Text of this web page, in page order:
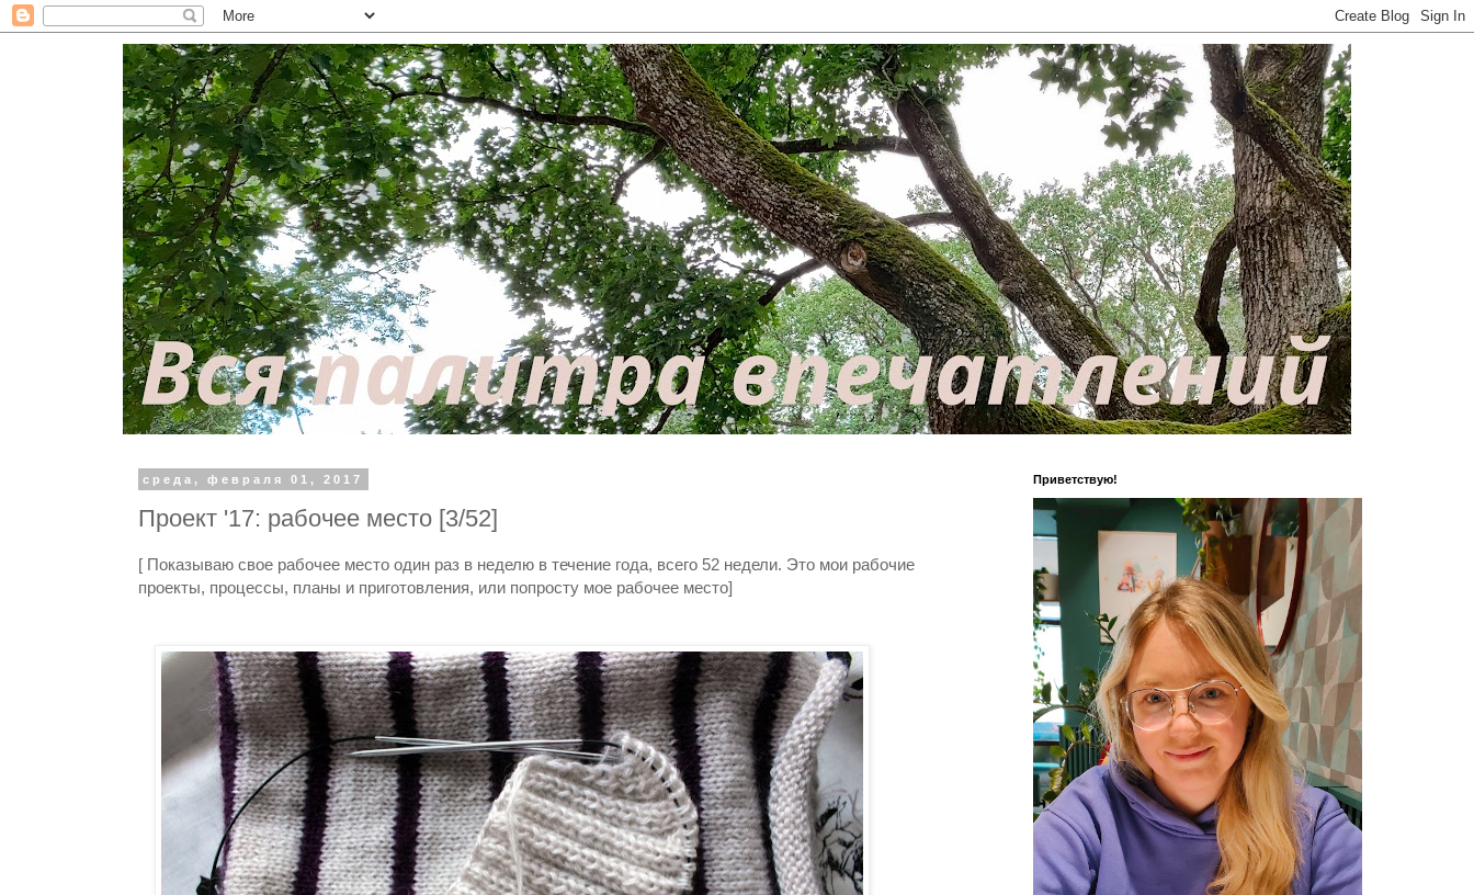
среда, февраля 01, 2017
Проект '17: рабочее место [3/52]
[ Показываю свое рабочее место один раз в неделю в течение года, всего 52 недели. Это мои рабочие
проекты, процессы, планы и приготовления, или попросту мое рабочее место]
Приветствую!